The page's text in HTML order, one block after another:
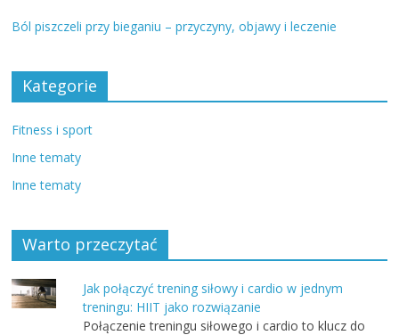
Ból piszczeli przy bieganiu – przyczyny, objawy i leczenie
Kategorie
Fitness i sport
Inne tematy
Inne tematy
Warto przeczytać
Jak połączyć trening siłowy i cardio w jednym
treningu: HIIT jako rozwiązanie
Połączenie treningu siłowego i cardio to klucz do